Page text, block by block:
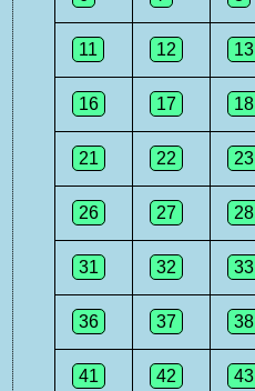
11 12 13
16 17 18
21 22 23
26 27 28
31 32 33
36 37 38
41 42 43